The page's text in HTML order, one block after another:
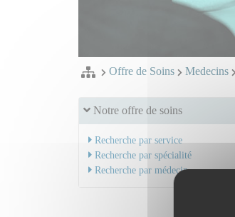
Offre de Soins Medecins
Notre offre de soins
Recherche par service
Recherche par spécialité
Recherche par médecin